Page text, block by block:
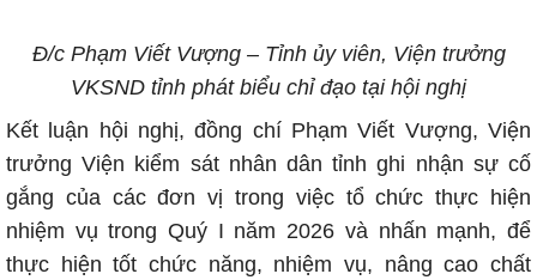
Đ/c Phạm Viết Vượng – Tỉnh ủy viên, Viện trưởng
VKSND tỉnh phát biểu chỉ đạo tại hội nghị
Kết luận hội nghị, đồng chí Phạm Viết Vượng, Viện
trưởng Viện kiểm sát nhân dân tỉnh ghi nhận sự cố
gắng của các đơn vị trong việc tổ chức thực hiện
nhiệm vụ trong Quý I năm 2026 và nhấn mạnh, để
thực hiện tốt chức năng, nhiệm vụ, nâng cao chất